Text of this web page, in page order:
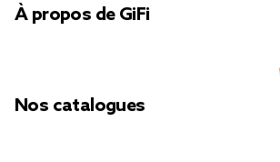
À propos de GiFi
Nos catalogues